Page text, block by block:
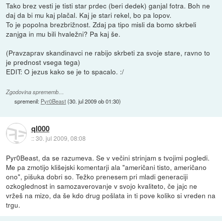
Tako brez vesti je tisti star prdec (beri dedek) ganjal fotra. Boh ne
daj da bi mu kaj plačal. Kaj je stari rekel, bo pa lopov.
To je popolna brezbrižnost. Zdaj pa tipo misli da bomo skrbeli
zanjga in mu bili hvaležni? Pa kaj še.
(Pravzaprav skandinavci ne rabijo skrbeti za svoje stare, ravno to
je prednost vsega tega)
EDIT: O jezus kako se je to spacalo. :/
Zgodovina sprememb…
spremenil: Pyr0Beast(30. jul 2009 ob 01:30)
ql000
::30. jul 2009, 08:08
Pyr0Beast, da se razumeva. Se v večini strinjam s tvojimi pogledi.
Me pa zmotijo klišejski komentarji ala "američani tisto, američano
ono", pišuka dobri so. Težko prenesem pri mladi generaciji
ozkoglednost in samozaverovanje v svojo kvaliteto, če jajc ne
vržeš na mizo, da še kdo drug pošlata in ti pove koliko si vreden na
trgu.